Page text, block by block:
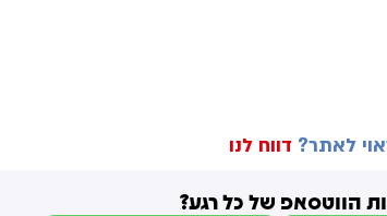
לאתר? דווח לנו
הווטסאפ של כל רגע?